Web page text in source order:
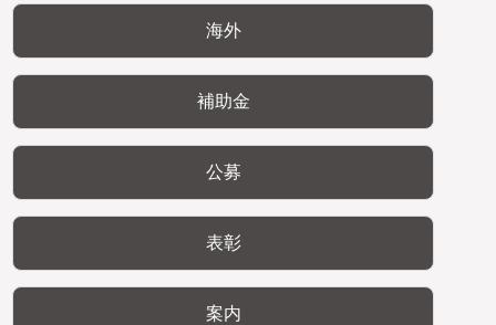
海外
補助金
公募
表彰
案内